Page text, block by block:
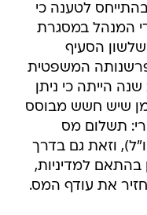
לטענה כי
המנהל במסגרת
כשלשון הסעיף
פרשנותה המשפטית
של רשות המסים למעלה מ-20 שנה הייתה כי ניתן
בסעיף 16א, כל זמן שיש חשש מבוסס
תשלום מס
וזאת גם בדרך
למדיניות,
את עודף המס.